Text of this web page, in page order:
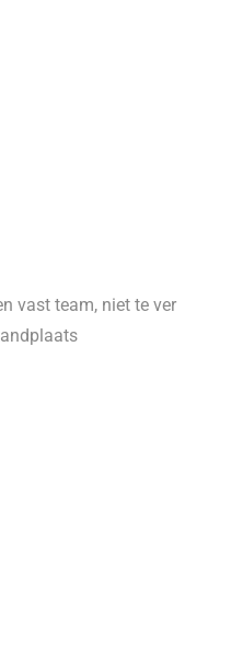
vast team, niet te ver